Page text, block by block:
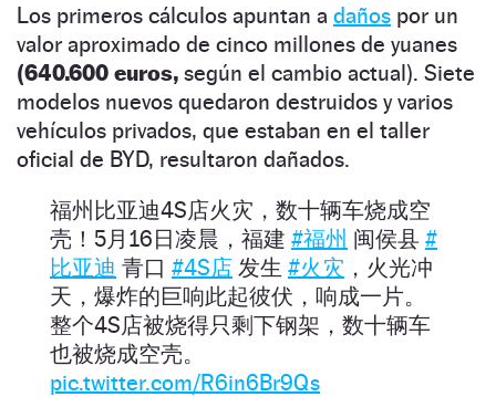
Los primeros cálculos apuntan a daños por un
valor aproximado de cinco millones de yuanes
(640.600 euros, según el cambio actual). Siete
modelos nuevos quedaron destruidos y varios
vehículos privados, que estaban en el taller
oficial de BYD, resultaron dañados.
福州比亚迪4S店火灾，数十辆车烧成空
壳！5月16日凌晨，福建 #福州 闽侯县 #
比亚迪 青口 #4S店 发生 #火灾 ，火光冲
天，爆炸的巨响此起彼伏，响成一片。
整个4S店被烧得只剩下钢架，数十辆车
也被烧成空壳。
pic.twitter.com/R6in6Br9Qs